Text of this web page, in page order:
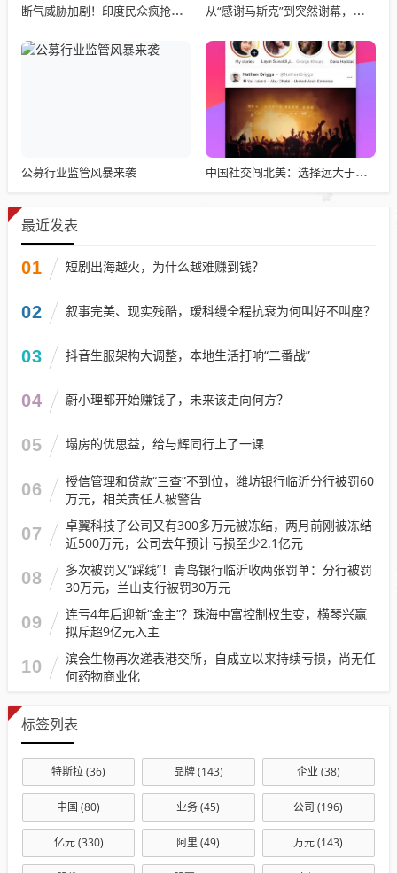
断气威胁加剧！印度民众疯抢电磁炉 制造商将从中国空运部件 从“感谢马斯克”到突然谢幕，千问核心负责人林俊旸自宣卸任
公募行业监管风暴来袭 中国社交闯北美：选择远大于努力
最近发表
01 短剧出海越火，为什么越难赚到钱？
02 叙事完美、现实残酷，瑷科缦全程抗衰为何叫好不叫座？
03 抖音生服架构大调整，本地生活打响“二番战”
04 蔚小理都开始赚钱了，未来该走向何方？
05 塌房的优思益，给与辉同行上了一课
06
授信管理和贷款“三查”不到位，潍坊银行临沂分行被罚60
万元，相关责任人被警告
07
卓翼科技子公司又有300多万元被冻结，两月前刚被冻结
近500万元，公司去年预计亏损至少2.1亿元
08
多次被罚又“踩线”！青岛银行临沂收两张罚单：分行被罚
30万元，兰山支行被罚30万元
09
连亏4年后迎新“金主”？珠海中富控制权生变，横琴兴赢
拟斥超9亿元入主
10
滨会生物再次递表港交所，自成立以来持续亏损，尚无任
何药物商业化
标签列表
特斯拉(36) 品牌(143) 企业(38)
中国 (80) 业务(45) 公司 (196)
亿元(330) 阿里 (49) 万元(143)